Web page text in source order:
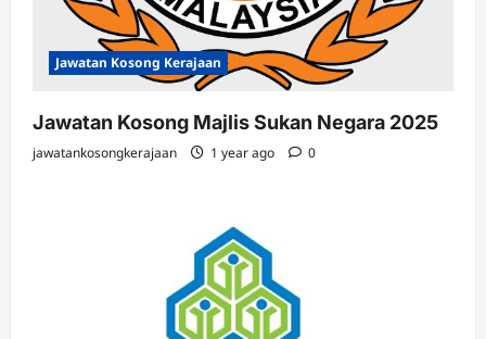
Jawatan Kosong Kerajaan
Jawatan Kosong Majlis Sukan Negara 2025
jawatankosongkerajaan 1 year ago 0